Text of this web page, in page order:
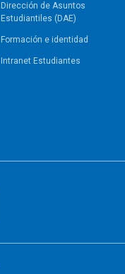
Dirección de Asuntos
Estudiantiles (DAE)
Formación e identidad
Intranet Estudiantes